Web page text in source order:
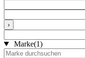
›
Marke(1)